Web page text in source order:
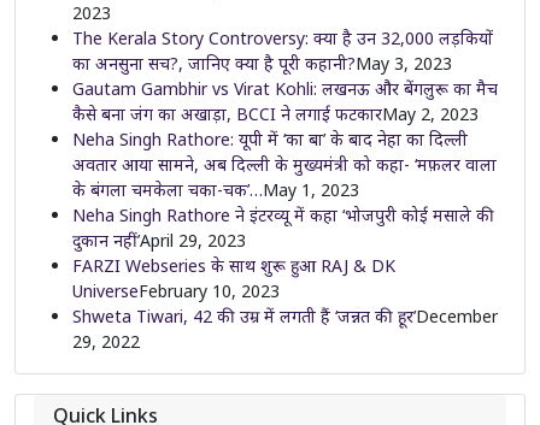
2023
The Kerala Story Controversy: क्या है उन 32,000 लड़कियों
का अनसुना सच?, जानिए क्या है पूरी कहानी?May 3, 2023
Gautam Gambhir vs Virat Kohli: लखनऊ और बेंगलुरू का मैच
कैसे बना जंग का अखाड़ा, BCCI ने लगाई फटकारMay 2, 2023
Neha Singh Rathore: यूपी में ‘का बा’ के बाद नेहा का दिल्ली
अवतार आया सामने, अब दिल्ली के मुख्यमंत्री को कहा- ‘मफ़लर वाला
के बंगला चमकेला चका-चक’…May 1, 2023
Neha Singh Rathore ने इंटरव्यू में कहा ‘भोजपुरी कोई मसाले की
दुकान नहीं’April 29, 2023
FARZI Webseries के साथ शुरू हुआ RAJ & DK
UniverseFebruary 10, 2023
Shweta Tiwari, 42 की उम्र में लगती हैं ‘जन्नत की हूर’December
29, 2022
Quick Links